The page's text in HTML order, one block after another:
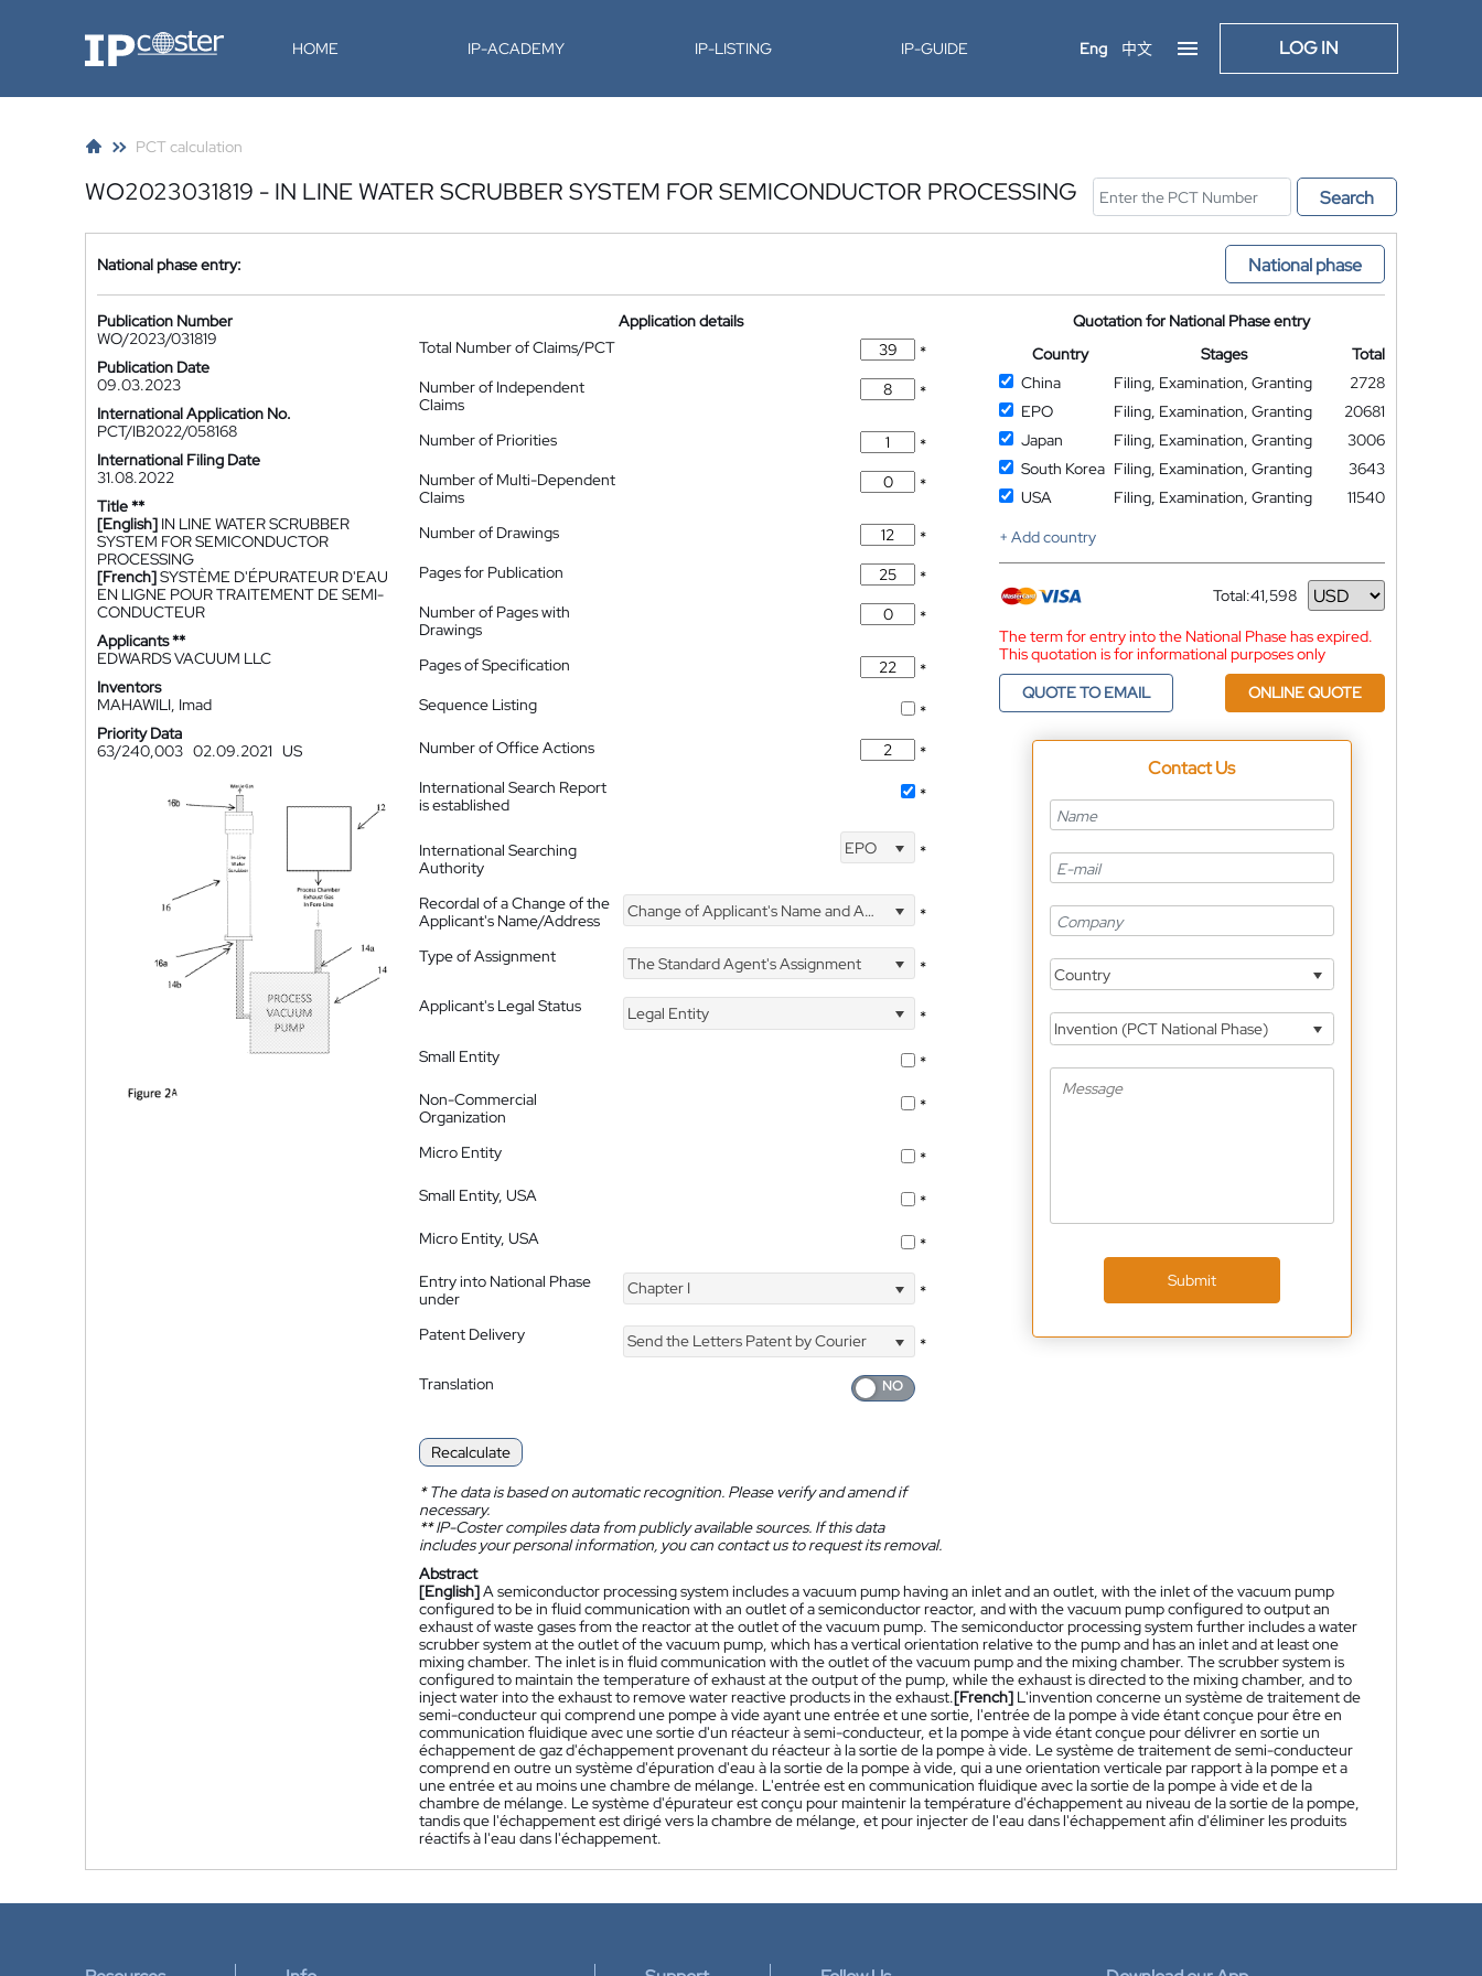
IP-Coster HOME IP-ACADEMY IP-LISTING IP-GUIDE Eng 中文 LOG IN
PCT calculation
WO2023031819 - IN LINE WATER SCRUBBER SYSTEM FOR SEMICONDUCTOR PROCESSING Search
National phase entry: National phase
Publication Number
WO/2023/031819
Publication Date
09.03.2023
International Application No.
PCT/IB2022/058168
International Filing Date
31.08.2022
Title **
[English] IN LINE WATER SCRUBBER
SYSTEM FOR SEMICONDUCTOR
PROCESSING
[French]SYSTÈME D'ÉPURATEUR D'EAU
EN LIGNE POUR TRAITEMENT DE SEMI-
CONDUCTEUR
Applicants **
EDWARDS VACUUM LLC
Inventors
MAHAWILI, Imad
Priority Data
63/240,003 02.09.2021 US
Application details
Total Number of Claims/PCT
*
Number of Independent
Claims
*
Number of Priorities
*
Number of Multi-Dependent
Claims
*
Number of Drawings
*
Pages for Publication
*
Number of Pages with
Drawings
*
Pages of Specification
*
Sequence Listing
*
Number of Office Actions
*
International Search Report
is established
*
International Searching
Authority
EPO *
Recordal of a Change of the
Applicant's Name/Address
Change of Applicant's Name and Address *
Type of Assignment The Standard Agent's Assignment
*
Applicant's Legal Status
Legal Entity
*
Small Entity
*
Non-Commercial
Organization
*
Micro Entity
*
Small Entity, USA
*
Micro Entity, USA
*
Entry into National Phase
under
Chapter I *
Patent Delivery Send the Letters Patent by Courier
*
Translation
Recalculate
*The data is based on automatic recognition. Please verify and amend if
necessary.
**IP-Coster compiles data from publicly available sources. If this data
includes your personal information, you can contact us to request its removal.
Quotation for National Phase entry
Country
Stages
Total
China
Filing, Examination, Granting
2728
EPO
Filing, Examination, Granting
20681
Japan
Filing, Examination, Granting
3006
South Korea Filing, Examination, Granting
3643
USA
Filing, Examination, Granting
11540
+ Add country
Total:41,598
Currency
The term for entry into the National Phase has expired.
This quotation is for informational purposes only
QUOTE TO EMAIL
ONLINE QUOTE
Contact Us
Country
Invention (PCT National Phase)
Submit
Abstract
[English]A semiconductor processing system includes a vacuum pump having an inlet and an outlet, with the inlet of the vacuum pump
configured to be in fluid communication with an outlet of a semiconductor reactor, and with the vacuum pump configured to output an
exhaust of waste gases from the reactor at the outlet of the vacuum pump. The semiconductor processing system further includes a water
scrubber system at the outlet of the vacuum pump, which has a vertical orientation relative to the pump and has an inlet and at least one
mixing chamber. The inlet is in fluid communication with the outlet of the vacuum pump and the mixing chamber. The scrubber system is
configured to maintain the temperature of exhaust at the output of the pump, while the exhaust is directed to the mixing chamber, and to
inject water into the exhaust to remove water reactive products in the exhaust.[French] L'invention concerne un système de traitement de
semi-conducteur qui comprend une pompe à vide ayant une entrée et une sortie, l'entrée de la pompe à vide étant conçue pour être en
communication fluidique avec une sortie d'un réacteur à semi-conducteur, et la pompe à vide étant conçue pour délivrer en sortie un
échappement de gaz d'échappement provenant du réacteur à la sortie de la pompe à vide. Le système de traitement de semi-conducteur
comprend en outre un système d'épuration d'eau à la sortie de la pompe à vide, qui a une orientation verticale par rapport à la pompe et a
une entrée et au moins une chambre de mélange. L'entrée est en communication fluidique avec la sortie de la pompe à vide et de la
chambre de mélange. Le système d'épurateur est conçu pour maintenir la température d'échappement au niveau de la sortie de la pompe,
tandis que l'échappement est dirigé vers la chambre de mélange, et pour injecter de l'eau dans l'échappement afin d'éliminer les produits
réactifs à l'eau dans l'échappement.